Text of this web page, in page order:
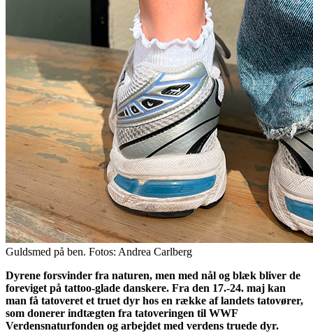
Guldsmed på ben. Fotos: Andrea Carlberg
Dyrene forsvinder fra naturen, men med nål og blæk bliver de
foreviget på tattoo-glade danskere. Fra den 17.-24. maj kan
man få tatoveret et truet dyr hos en række af landets tatovører,
som donerer indtægten fra tatoveringen til WWF
Verdensnaturfonden og arbejdet med verdens truede dyr.